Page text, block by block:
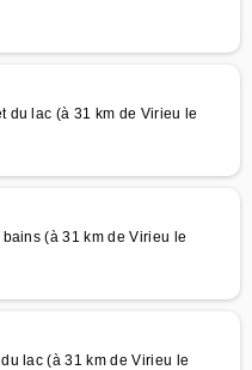
du lac (à 31 km de Virieu le
(à 31 km de Virieu le
lac (à 31 km de Virieu le